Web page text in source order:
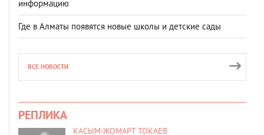
информацию
Где в Алматы появятся новые школы и детские сады
ВСЕ НОВОСТИ
РЕПЛИКА
КАСЫМ-ЖОМАРТ ТОКАЕВ